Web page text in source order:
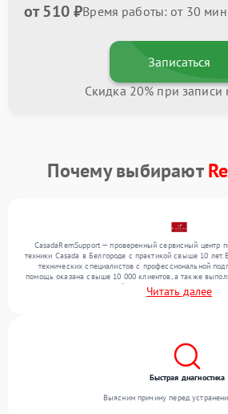
от 510 ₽Время работы: от 30 мин
Записаться
Скидка 20% при записи
Почему выбирают
CasadaRemSupport — проверенный сервисный центр
техники Casada в Белгороде с практикой свыше 10
технических специалистов с профессиональной
помощь оказана свыше 10 000 клиентов, а также
Ежемесячно в сервисный центр поступает более
беремся за задачи любой сложности и поддерживаем
Читать далее
Быстрая диагностика
Выясним причину перед